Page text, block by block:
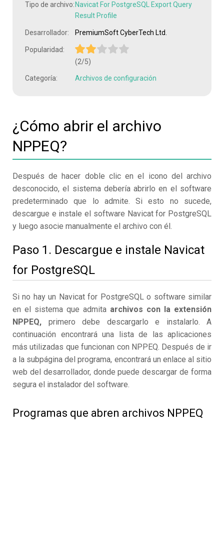
Tipo de archivo: Navicat For PostgreSQL Export Query
Result Profile
Desarrollador: PremiumSoft CyberTech Ltd.
Popularidad:
(2/5)
Categoría: Archivos de configuración
¿Cómo abrir el archivo
NPPEQ?
Después de hacer doble clic en el icono del archivo
desconocido, el sistema debería abrirlo en el software
predeterminado que lo admite. Si esto no sucede,
descargue e instale el software Navicat for PostgreSQL
y luego asocie manualmente el archivo con él.
Paso 1. Descargue e instale Navicat
for PostgreSQL
Si no hay un Navicat for PostgreSQL o software similar
en el sistema que admita archivos con la extensión
NPPEQ, primero debe descargarlo e instalarlo. A
continuación encontrará una lista de las aplicaciones
más utilizadas que funcionan con NPPEQ. Después de ir
a la subpágina del programa, encontrará un enlace al sitio
web del desarrollador, donde puede descargar de forma
segura el instalador del software.
Programas que abren archivos NPPEQ